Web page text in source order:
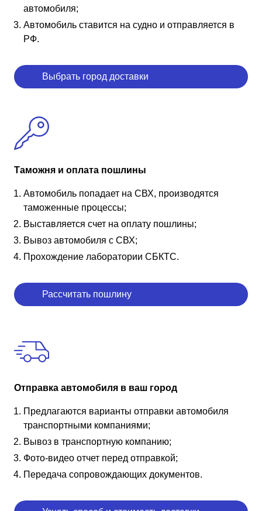
автомобиля;
Автомобиль ставится на судно и отправляется в
РФ.
Выбрать город доставки
Таможня и оплата пошлины
Автомобиль попадает на СВХ, производятся
таможенные процессы;
Выставляется счет на оплату пошлины;
Вывоз автомобиля с СВХ;
Прохождение лаборатории СБКТС.
Рассчитать пошлину
Отправка автомобиля в ваш город
Предлагаются варианты отправки автомобиля
транспортными компаниями;
Вывоз в транспортную компанию;
Фото-видео отчет перед отправкой;
Передача сопровождающих документов.